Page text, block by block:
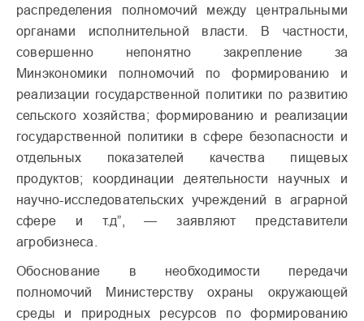
распределения полномочий между центральными
органами исполнительной власти. В частности,
совершенно непонятно закрепление за
Минэкономики полномочий по формированию и
реализации государственной политики по развитию
сельского хозяйства; формированию и реализации
государственной политики в сфере безопасности и
отдельных показателей качества пищевых
продуктов; координации деятельности научных и
научно-исследовательских учреждений в аграрной
сфере и т.д”, — заявляют представители
агробизнеса.
Обоснование в необходимости передачи
полномочий Министерству охраны окружающей
среды и природных ресурсов по формированию